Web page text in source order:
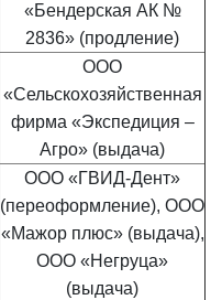
«Бендерская АК №
2836» (продление)
ООО
«Сельскохозяйственная
фирма «Экспедиция –
Агро» (выдача)
ООО «ГВИД-Дент»
(переоформление), ООО
«Мажор плюс» (выдача),
ООО «Негруца»
(выдача)